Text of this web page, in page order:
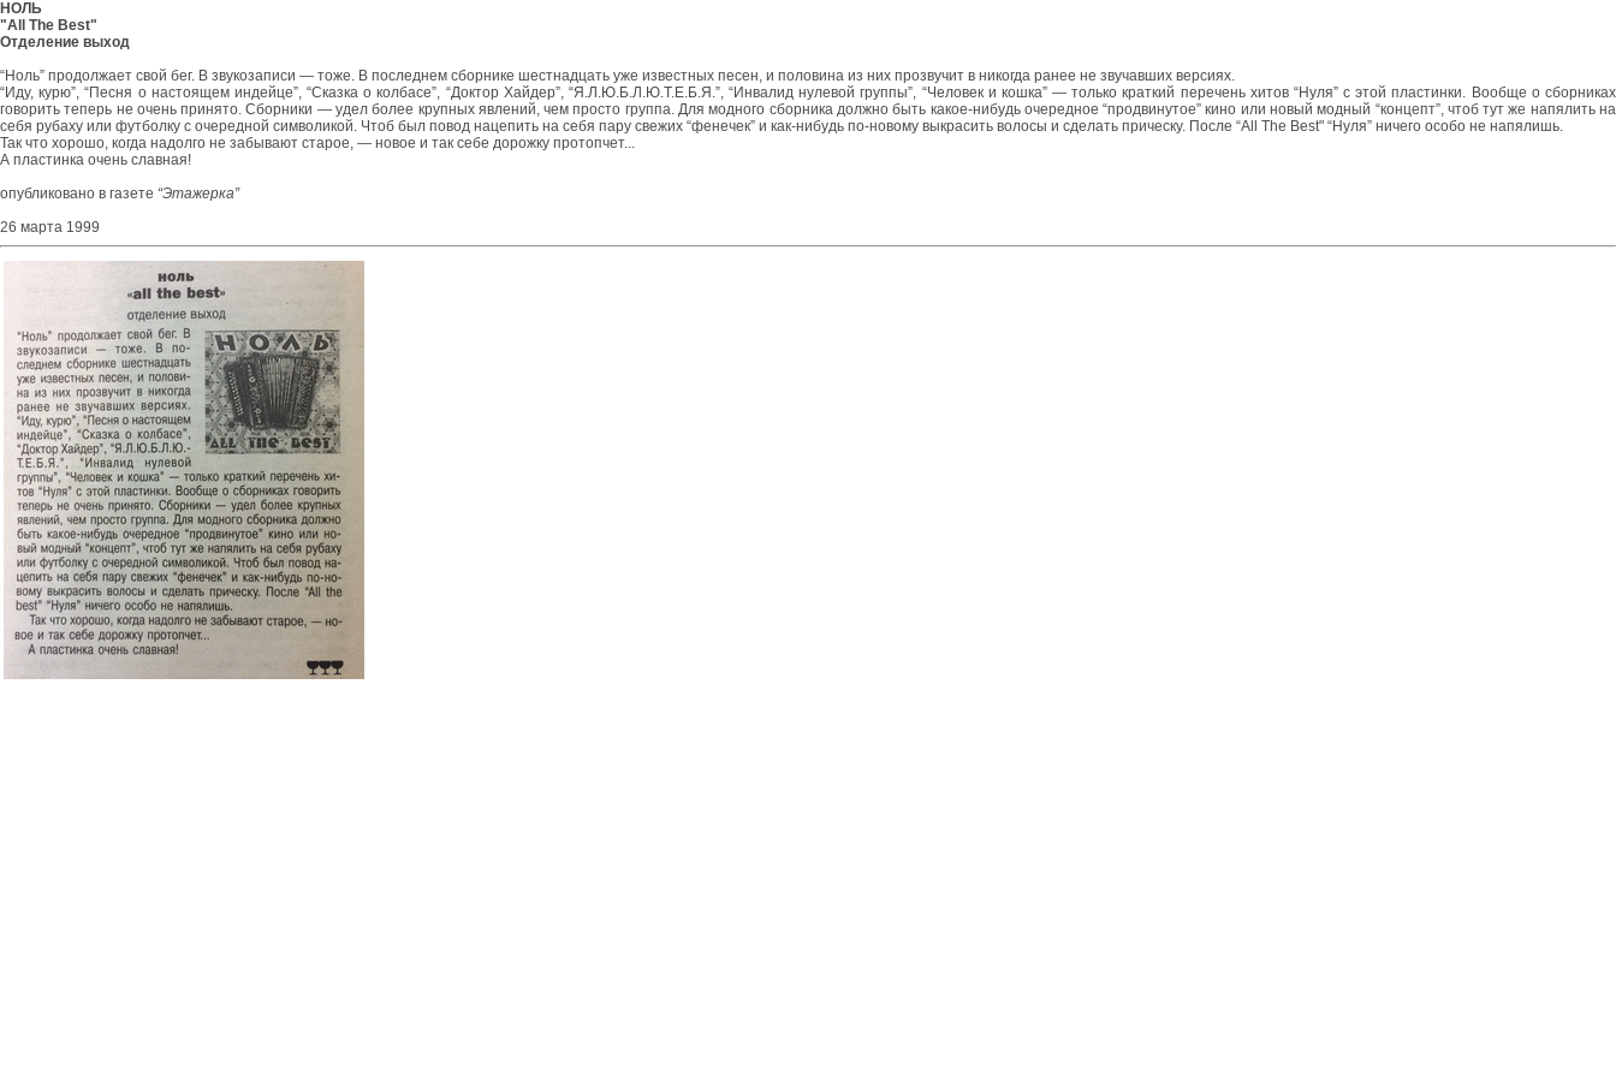
НОЛЬ
"All The Best"
Отделение выход
“Ноль” продолжает свой бег. В звукозаписи — тоже. В последнем сборнике шестнадцать уже известных песен, и половина из них прозвучит в никогда ранее не звучавших версиях.
“Иду, курю”, “Песня о настоящем индейце”, “Сказка о колбасе”, “Доктор Хайдер”, “Я.Л.Ю.Б.Л.Ю.Т.Е.Б.Я.”, “Инвалид нулевой группы”, “Человек и кошка” — только краткий перечень хитов “Нуля” с этой пластинки. Вообще о сборниках
говорить теперь не очень принято. Сборники — удел более крупных явлений, чем просто группа. Для модного сборника должно быть какое-нибудь очередное “продвинутое” кино или новый модный “концепт”, чтоб тут же напялить на
себя рубаху или футболку с очередной символикой. Чтоб был повод нацепить на себя пару свежих “фенечек” и как-нибудь по-новому выкрасить волосы и сделать прическу. После “All The Best" “Нуля” ничего особо не напялишь.
Так что хорошо, когда надолго не забывают старое, — новое и так себе дорожку протопчет...
А пластинка очень славная!
опубликовано в газете “Этажерка”
26 марта 1999